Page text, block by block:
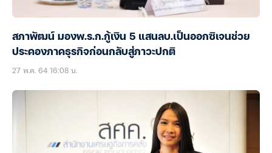
สภาพัฒน์ มองพ.ร.ก.กู้เงิน 5 แสนลบ.เป็นออกซิเจนช่วย
ประคองภาคธุรกิจก่อนกลับสู่ภาวะปกติ
27 พ.ค. 64 16:08 น.